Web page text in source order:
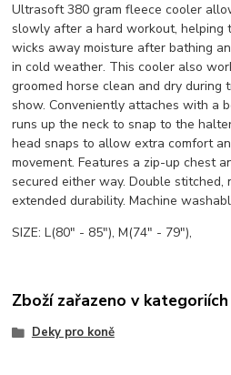
Ultrasoft 380 gram fleece cooler
slowly after a hard workout, helping
wicks away moisture after bathing
in cold weather. This cooler also
groomed horse clean and dry during
show. Conveniently attaches with a
runs up the neck to snap to the
head snaps to allow extra comfort
movement. Features a zip-up chest
secured either way. Double stitched,
extended durability. Machine
SIZE: L(80" - 85"), M(74" - 79"),
Zboží zařazeno v kategoriích
Deky pro koně